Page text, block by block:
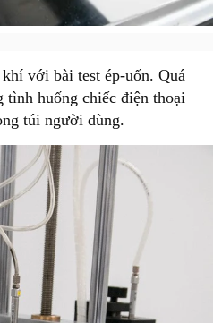
với bài test ép-uốn. Quá
tình huống chiếc điện thoại
túi người dùng.